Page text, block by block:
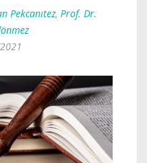
Pekcanıtez, Prof. Dr.